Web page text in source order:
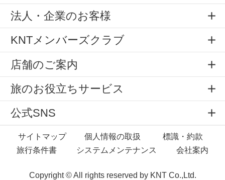
法人・企業のお客様
KNTメンバーズクラブ
店舗のご案内
旅のお役立ちサービス
公式SNS
サイトマップ 個人情報の取扱
標識・約款
旅行条件書
システムメンテナンス 会社案内
Copyright © All rights reserved by KNT Co.,Ltd.